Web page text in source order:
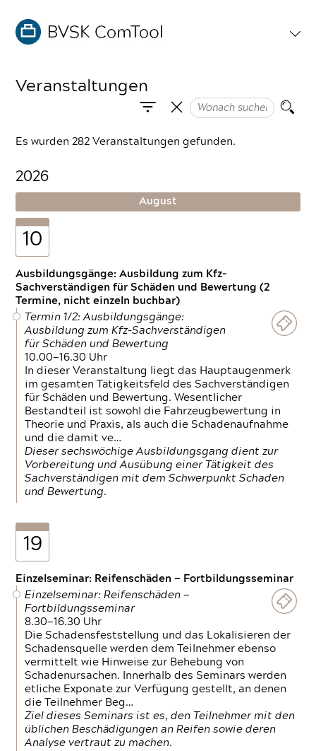
Veranstaltungen
Es wurden 282 Veranstaltungen gefunden.
2026
August
10
Ausbildungsgänge: Ausbildung zum Kfz-
Sachverständigen für Schäden und Bewertung (2
Termine, nicht einzeln buchbar)
Termin 1/2: Ausbildungsgänge:
Ausbildung zum Kfz-Sachverständigen
für Schäden und Bewertung
10.00—16.30 Uhr
In dieser Veranstaltung liegt das Hauptaugenmerk
im gesamten Tätigkeitsfeld des Sachverständigen
für Schäden und Bewertung. Wesentlicher
Bestandteil ist sowohl die Fahrzeugbewertung in
Theorie und Praxis, als auch die Schadenaufnahme
und die damit ve…
Dieser sechswöchige Ausbildungsgang dient zur
Vorbereitung und Ausübung einer Tätigkeit des
Sachverständigen mit dem Schwerpunkt Schaden
und Bewertung.
19
Einzelseminar: Reifenschäden — Fortbildungsseminar
Einzelseminar: Reifenschäden —
Fortbildungsseminar
8.30—16.30 Uhr
Die Schadensfeststellung und das Lokalisieren der
Schadensquelle werden dem Teilnehmer ebenso
vermittelt wie Hinweise zur Behebung von
Schadenursachen. Innerhalb des Seminars werden
etliche Exponate zur Verfügung gestellt, an denen
die Teilnehmer Beg…
Ziel dieses Seminars ist es, den Teilnehmer mit den
üblichen Beschädigungen an Reifen sowie deren
Analyse vertraut zu machen.